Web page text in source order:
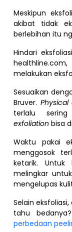
Meskipun
akibat tidak
berlebihan itu
Hindari
melakukan
Sesuaikan
Bruver. Physical
terlalu sering
exfoliationbisa
Waktu pakai
menggosok
ketarik. Untuk
melingkar
mengelupas
Selain
tahu
perbedaan